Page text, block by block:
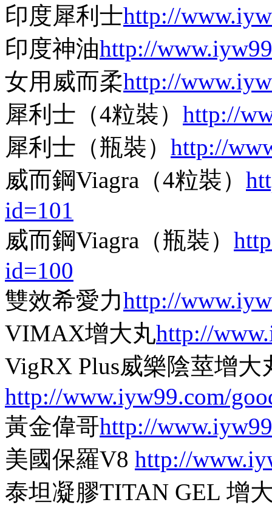
印度犀利士http://
印度神油http://
女用威而柔http://
犀利士（4粒裝） http://
犀利士（瓶裝） http://
威而鋼Viagra（4粒裝）
id=101
威而鋼Viagra（瓶裝）
id=100
雙效希愛力http://
VIMAX增大丸http://
VigRX Plus威樂陰莖增大
http://www.iyw99.com/
黃金偉哥http://
美國保羅V8 http://
泰坦凝膠TITAN GEL 增